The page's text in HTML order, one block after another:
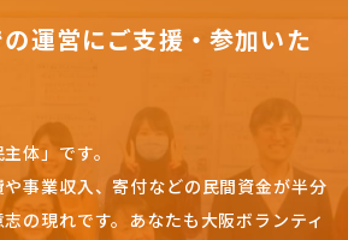
の運営にご支援・参加いた
体」です。
事業収入、寄付などの民間資金が半分
の現れです。 あなたも大阪ボランティ